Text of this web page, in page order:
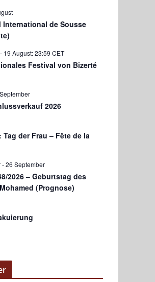
International de Sousse
- 19 August: 23:59 CET
Festival von Bizerté
2026
Tag der Frau – Fête de la
-26 September
2026 – Geburtstag des
(Prognose)